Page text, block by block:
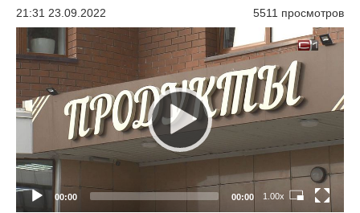
21:31 23.09.2022 5511 просмотров
Видеоплеер
00:00 00:00 1.00x